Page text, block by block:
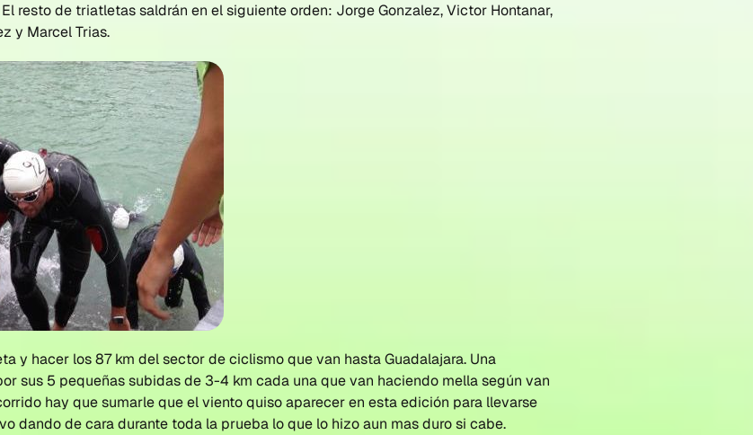
resto de triatletas saldrán en el siguiente orden: Jorge Gonzalez, Victor Hontanar,
y Marcel Trias.
y hacer los 87 km del sector de ciclismo que van hasta Guadalajara. Una
sus 5 pequeñas subidas de 3-4 km cada una que van haciendo mella según van
hay que sumarle que el viento quiso aparecer en esta edición para llevarse
dando de cara durante toda la prueba lo que lo hizo aun mas duro si cabe.